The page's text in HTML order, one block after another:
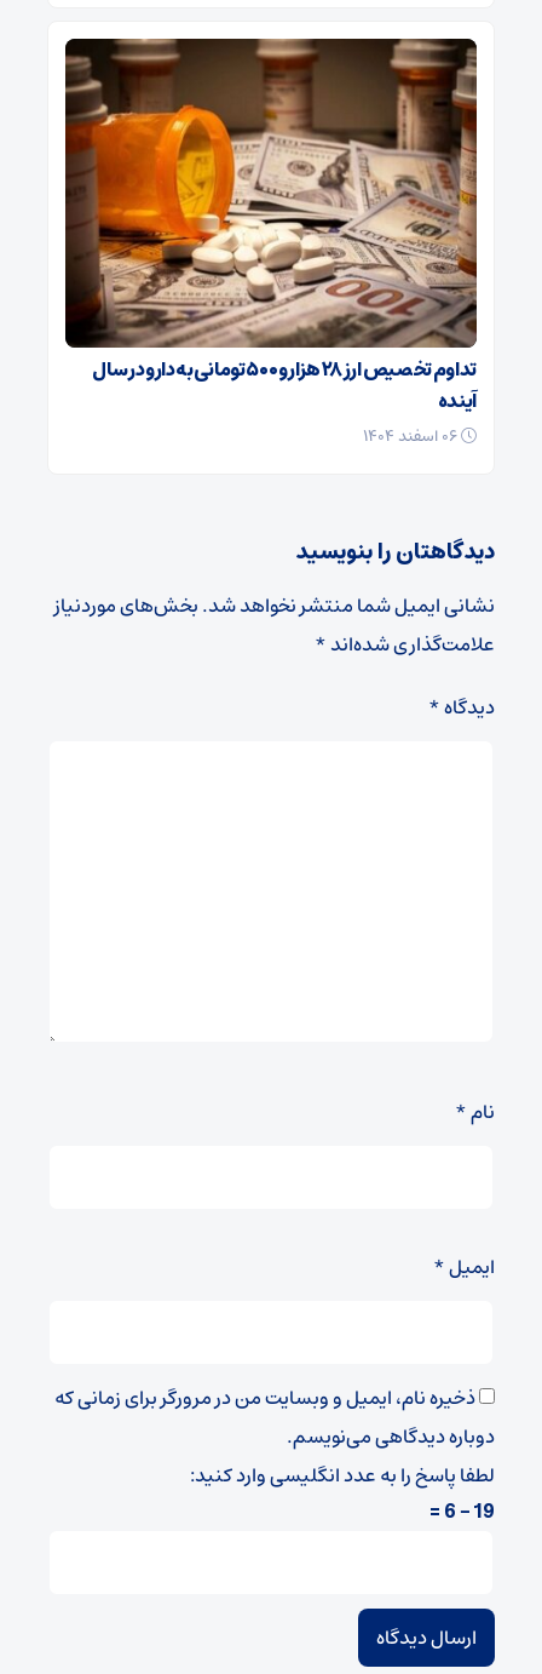
تداوم تخصیص ارز ۲۸ هزار و ۵۰۰ تومانی به دارو در سال
آینده
دیدگاهتان را بنویسید
نشانی ایمیل شما منتشر نخواهد شد.بخش‌های موردنیاز
علامت‌گذاری شده‌اند*
دیدگاه*
نام*
ایمیل*
ذخیره نام، ایمیل و وبسایت من در مرورگر برای زمانی که
دوباره دیدگاهی می‌نویسم.
لطفا پاسخ را به عدد انگلیسی وارد کنید:
19 − 6 =